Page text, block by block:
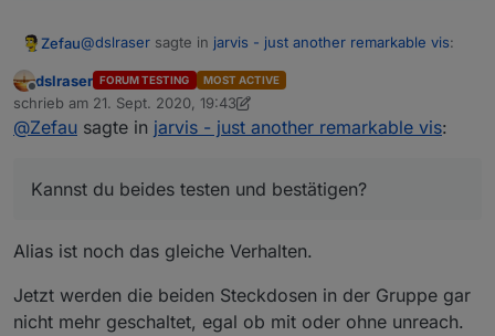
Zefau@dslraser sagte in jarvis - just another remarkable vis:
Das scheint so noch nicht zu gehen. Ein Fehler
kommt nicht
Könntest du mit derv1.0.0-rc.9von Github nochmal
mehr unendlich lädt? Bin mir nicht sicher, ob ich den
Fehler bereinigt habe, aber bei mir klappt es nun.
@dslrasersagte injarvis - just another remarkable vis
Einzeln lassen die sich schalten. Wenn ich unreach
lösche, dann werden die auch über die Gruppe mit
an/aus geschaltet.
nun auch passen.
Offline
dslraser FORUM TESTING MOST ACTIVE
schrieb am 21. Sept. 2020, 19:43
zuletzt editiert von dslraser
@Zefau sagte in jarvis - just another remarkable vis:
Kannst du beides testen und bestätigen?
Alias ist noch das gleiche Verhalten.
Jetzt werden die beiden Steckdosen in der Gruppe gar
nicht mehr geschaltet, egal ob mit oder ohne unreach.